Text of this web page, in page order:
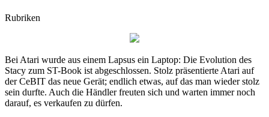
Rubriken
Bei Atari wurde aus einem Lapsus ein Laptop: Die Evolution des
Stacy zum ST-Book ist abgeschlossen. Stolz präsentierte Atari auf
der CeBIT das neue Gerät; endlich etwas, auf das man wieder stolz
sein durfte. Auch die Händler freuten sich und warten immer noch
darauf, es verkaufen zu dürfen.